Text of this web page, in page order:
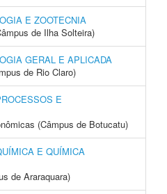
E ZOOTECNIA
de Ilha Solteira)
GERAL E APLICADA
de Rio Claro)
E
(Câmpus de Botucatu)
E QUÍMICA
de Araraquara)